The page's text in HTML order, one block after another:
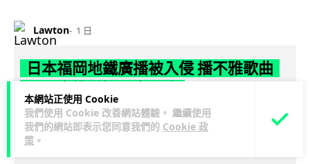
本網站正使用 Cookie
我們使用 Cookie 改善網站體驗。 繼續使用
我們的網站即表示您同意我們的 Cookie 政
策 。
Lawton 1 日
日本福岡地鐵廣播被入侵 播不雅歌曲
日本福岡西鐵天神大牟田線兩個車站，8 月 4 日廣播系統離奇
播出粗俗歌聲，西日本鐵道懷疑遭第三方非法入侵，正調查事